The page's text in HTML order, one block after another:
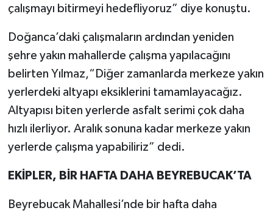
çalışmayı bitirmeyi hedefliyoruz” diye konuştu.
Doğanca’daki çalışmaların ardından yeniden
şehre yakın mahallerde çalışma yapılacağını
belirten Yılmaz,“Diğer zamanlarda merkeze yakın
yerlerdeki altyapı eksiklerini tamamlayacağız.
Altyapısı biten yerlerde asfalt serimi çok daha
hızlı ilerliyor. Aralık sonuna kadar merkeze yakın
yerlerde çalışma yapabiliriz” dedi.
EKİPLER, BİR HAFTA DAHA BEYREBUCAK’TA
Beyrebucak Mahallesi’nde bir hafta daha